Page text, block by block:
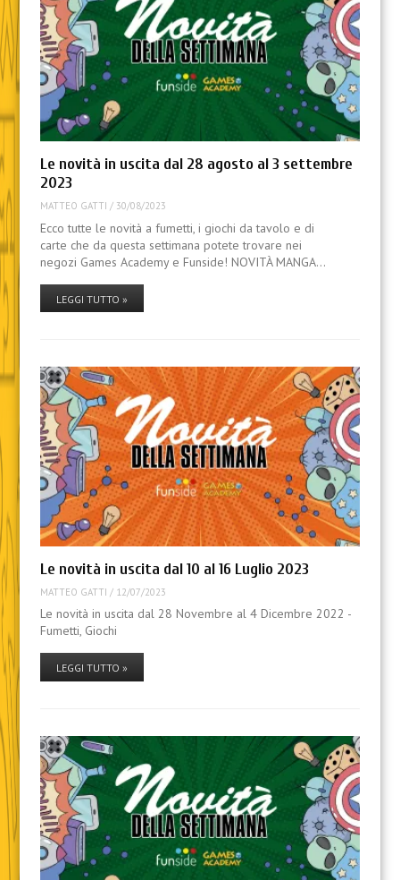
Le novità in uscita dal 28 agosto al 3 settembre
2023
MATTEO GATTI / 30/08/2023
Ecco tutte le novità a fumetti, i giochi da tavolo e di
carte che da questa settimana potete trovare nei
negozi Games Academy e Funside! NOVITÀ MANGA…
LEGGI TUTTO »
Le novità in uscita dal 10 al 16 Luglio 2023
MATTEO GATTI / 12/07/2023
Le novità in uscita dal 28 Novembre al 4 Dicembre 2022 -
Fumetti, Giochi
LEGGI TUTTO »